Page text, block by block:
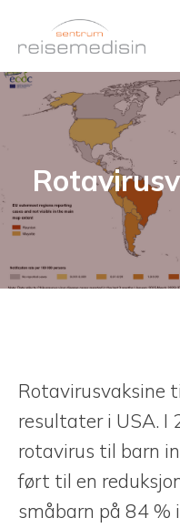
Rotavirusvaksine
resultater i USA. I
rotavirus til barn
ført til en
småbarn på 84 %